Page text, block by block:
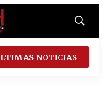
Mostrar
NOTICIAS